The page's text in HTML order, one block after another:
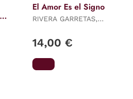
El Amor Es el Signo
RIVERA GARRETAS,
14,00 €